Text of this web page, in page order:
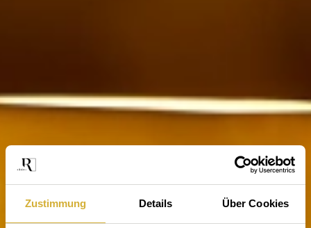
Zustimmung Details Über Cookies